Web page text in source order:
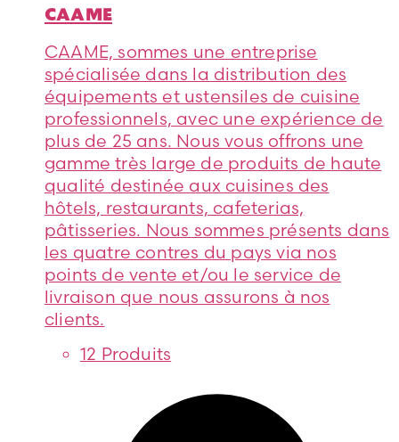
CAAME
CAAME, sommes une entreprise
spécialisée dans la distribution des
équipements et ustensiles de cuisine
professionnels, avec une expérience de
plus de 25 ans. Nous vous offrons une
gamme très large de produits de haute
qualité destinée aux cuisines des
hôtels, restaurants, cafeterias,
pâtisseries. Nous sommes présents dans
les quatre contres du pays via nos
points de vente et/ou le service de
livraison que nous assurons à nos
clients.
12 Produits